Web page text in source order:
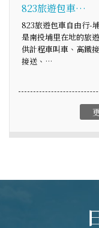
823旅遊包車…
823旅遊包車自由行-
是南投埔里在地的旅
供計程車叫車、高鐵
接送、…